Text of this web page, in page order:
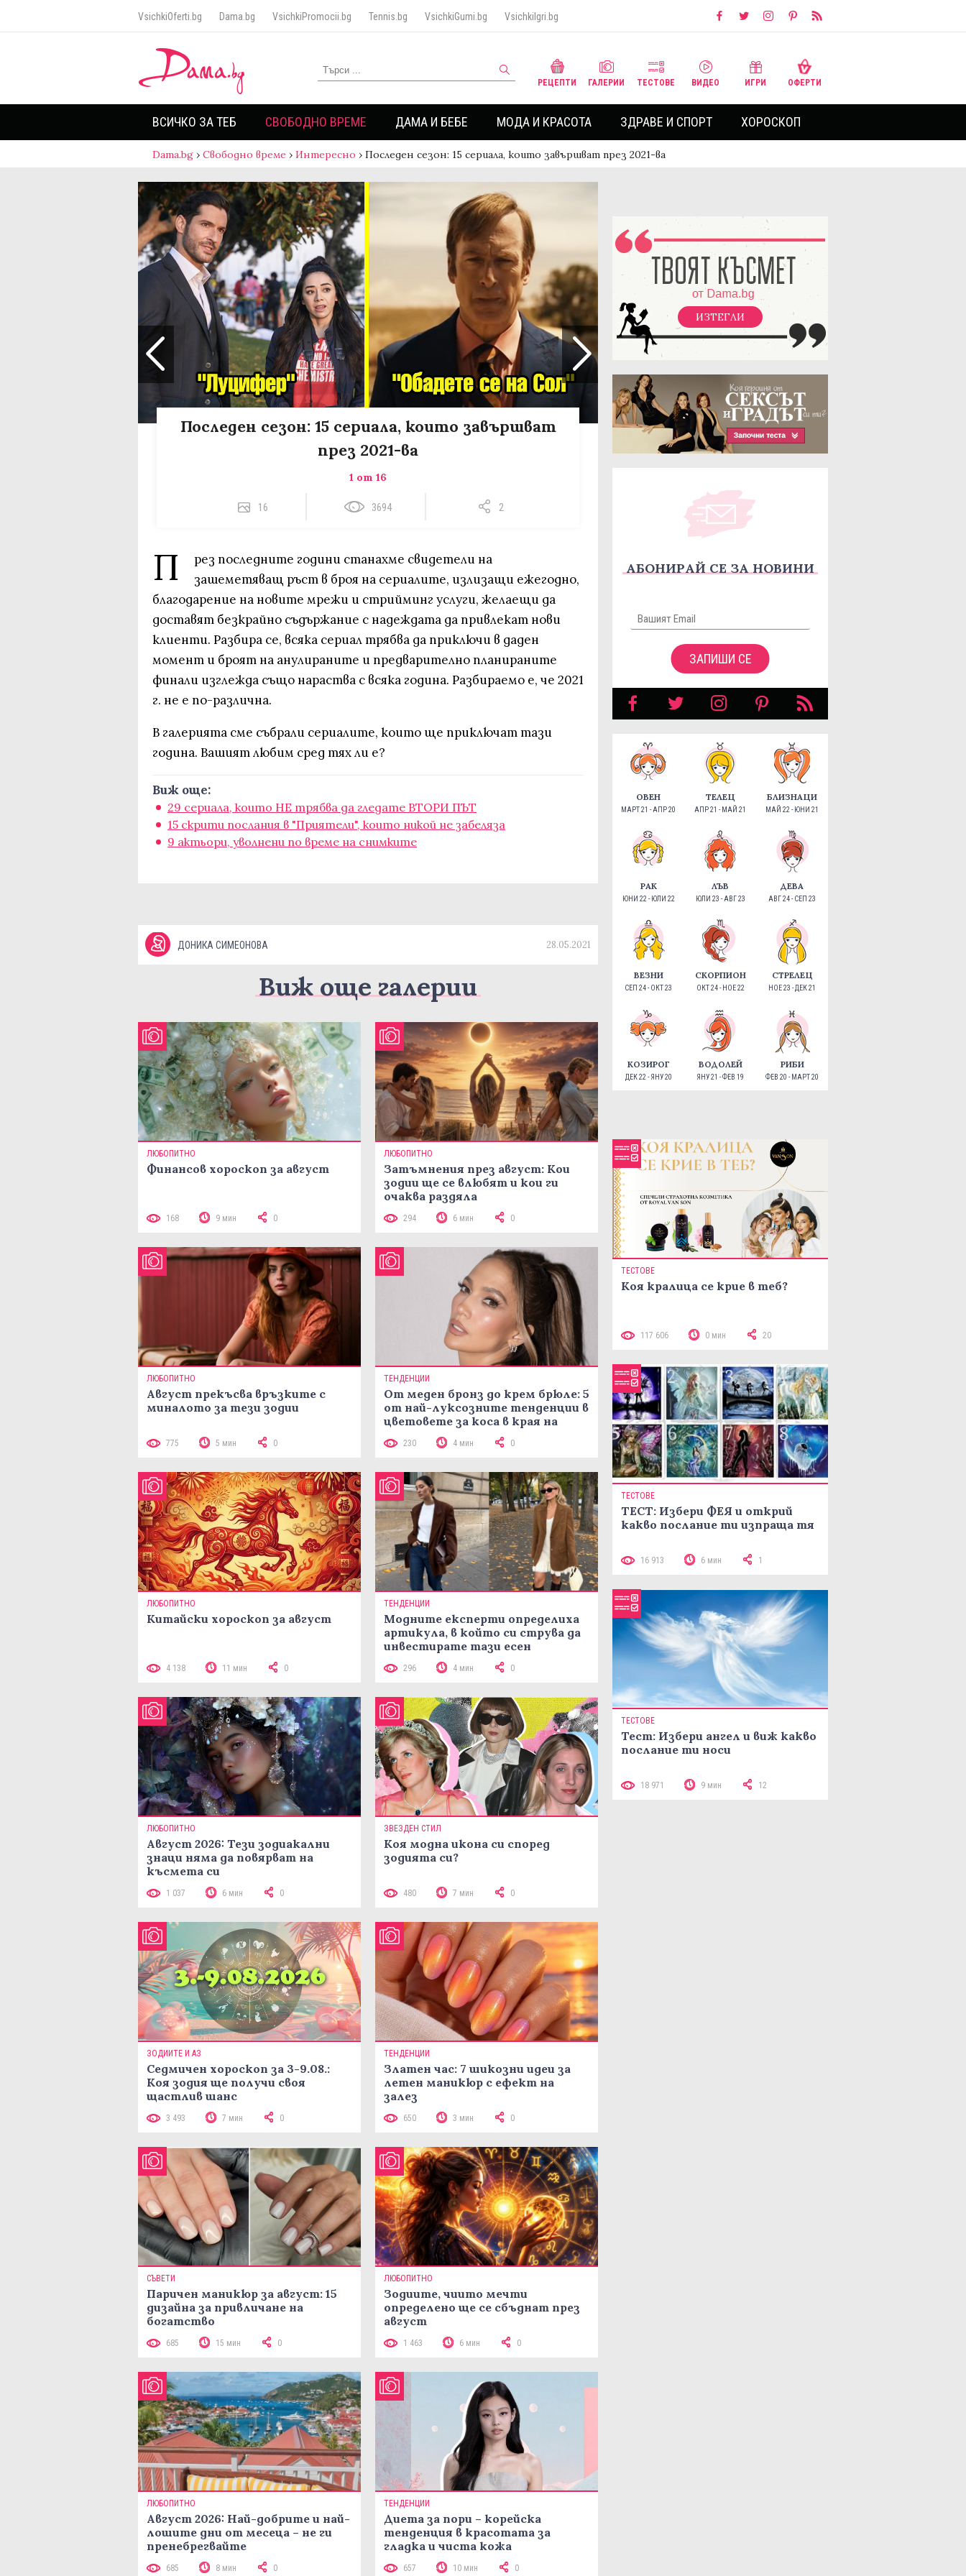
VsichkiOferti.bg Dama.bg VsichkiPromocii.bg Tennis.bg VsichkiGumi.bg VsichkiIgri.bg
РЕЦЕПТИ ГАЛЕРИИ ТЕСТОВЕ ВИДЕО ИГРИ ОФЕРТИ
ВСИЧКО ЗА ТЕБ СВОБОДНО ВРЕМЕ ДАМА И БЕБЕ МОДА И КРАСОТА ЗДРАВЕ И СПОРТ ХОРОСКОП
Dama.bg › Свободно време › Интересно › Последен сезон: 15 сериала, които завършват през 2021-ва
Последен сезон: 15 сериала, които завършват
през 2021-ва
1 от 16
16 3694 2
П
рез последните години станахме свидетели на
зашеметяващ ръст в броя на сериалите, излизащи ежегодно,
благодарение на новите мрежи и стрийминг услуги, желаещи да
доставят безкрайно съдържание с надеждата да привлекат нови
клиенти. Разбира се, всяка сериал трябва да приключи в даден
момент и броят на анулираните и предварително планираните
финали изглежда също нараства с всяка година. Разбираемо е, че 2021
г. не е по-различна.
В галерията сме събрали сериалите, които ще приключат тази
година. Вашият любим сред тях ли е?
Виж още:
29 сериала, които НЕ трябва да гледате ВТОРИ ПЪТ
15 скрити послания в "Приятели", които никой не забеляза
9 актьори, уволнени по време на снимките
ДОНИКА СИМЕОНОВА 28.05.2021
Виж още галерии
ЛЮБОПИТНО
Финансов хороскоп за август
168 9 мин 0
ЛЮБОПИТНО
Затъмнения през август: Кои
зодии ще се влюбят и кои ги
очаква раздяла
294 6 мин 0
ЛЮБОПИТНО
Август прекъсва връзките с
миналото за тези зодии
775 5 мин 0
ТЕНДЕНЦИИ
От меден бронз до крем брюле: 5
от най-луксозните тенденции в
цветовете за коса в края на
230 4 мин 0
ЛЮБОПИТНО
Китайски хороскоп за август
4 138 11 мин 0
ТЕНДЕНЦИИ
Модните експерти определиха
артикула, в който си струва да
инвестирате тази есен
296 4 мин 0
ЛЮБОПИТНО
Август 2026: Тези зодиакални
знаци няма да повярват на
късмета си
1 037 6 мин 0
ЗВЕЗДЕН СТИЛ
Коя модна икона си според
зодията си?
480 7 мин 0
ЗОДИИТЕ И АЗ
Седмичен хороскоп за 3-9.08.:
Коя зодия ще получи своя
щастлив шанс
3 493 7 мин 0
ТЕНДЕНЦИИ
Златен час: 7 шикозни идеи за
летен маникюр с ефект на
залез
650 3 мин 0
СЪВЕТИ
Паричен маникюр за август: 15
дизайна за привличане на
богатство
685 15 мин 0
ЛЮБОПИТНО
Зодиите, чиито мечти
определено ще се сбъднат през
август
1 463 6 мин 0
ЛЮБОПИТНО
Август 2026: Най-добрите и най-
лошите дни от месеца – не ги
пренебрегвайте
685 8 мин 0
ТЕНДЕНЦИИ
Диета за пори – корейска
тенденция в красотата за
гладка и чиста кожа
657 10 мин 0
ИЗТЕГЛИ
АБОНИРАЙ СЕ ЗА НОВИНИ
ЗАПИШИ СЕ
ОВЕН
МАРТ 21 - АПР 20
ТЕЛЕЦ
АПР 21 - МАЙ 21
БЛИЗНАЦИ
МАЙ 22 - ЮНИ 21
РАК
ЮНИ 22 - ЮЛИ 22
ЛЪВ
ЮЛИ 23 - АВГ 23
ДЕВА
АВГ 24 - СЕП 23
ВЕЗНИ
СЕП 24 - ОКТ 23
СКОРПИОН
ОКТ 24 - НОЕ 22
СТРЕЛЕЦ
НОЕ 23 - ДЕК 21
КОЗИРОГ
ДЕК 22 - ЯНУ 20
ВОДОЛЕЙ
ЯНУ 21 - ФЕВ 19
РИБИ
ФЕВ 20 - МАРТ 20
ТЕСТОВЕ
Коя кралица се крие в теб?
117 606 0 мин 20
ТЕСТОВЕ
ТЕСТ: Избери ФЕЯ и открий
какво послание ти изпраща тя
16 913 6 мин 1
ТЕСТОВЕ
Тест: Избери ангел и виж какво
послание ти носи
18 971 9 мин 12